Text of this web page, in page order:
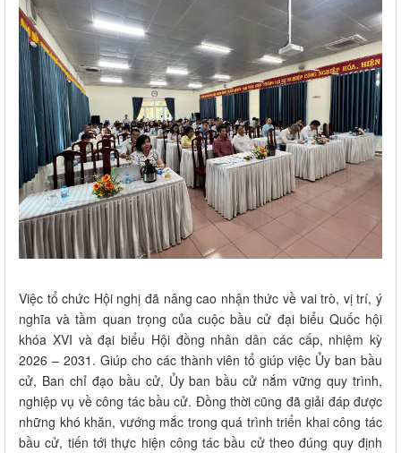
Việc tổ chức Hội nghị đã nâng cao nhận thức về vai trò, vị trí, ý
nghĩa và tầm quan trọng của cuộc bầu cử đại biểu Quốc hội
khóa XVI và đại biểu Hội đồng nhân dân các cấp, nhiệm kỳ
2026 – 2031. Giúp cho các thành viên tổ giúp việc Ủy ban bầu
cử, Ban chỉ đạo bầu cử, Ủy ban bầu cử nắm vững quy trình,
nghiệp vụ về công tác bầu cử. Đồng thời cũng đã giải đáp được
những khó khăn, vướng mắc trong quá trình triển khai công tác
bầu cử, tiến tới thực hiện công tác bầu cử theo đúng quy định